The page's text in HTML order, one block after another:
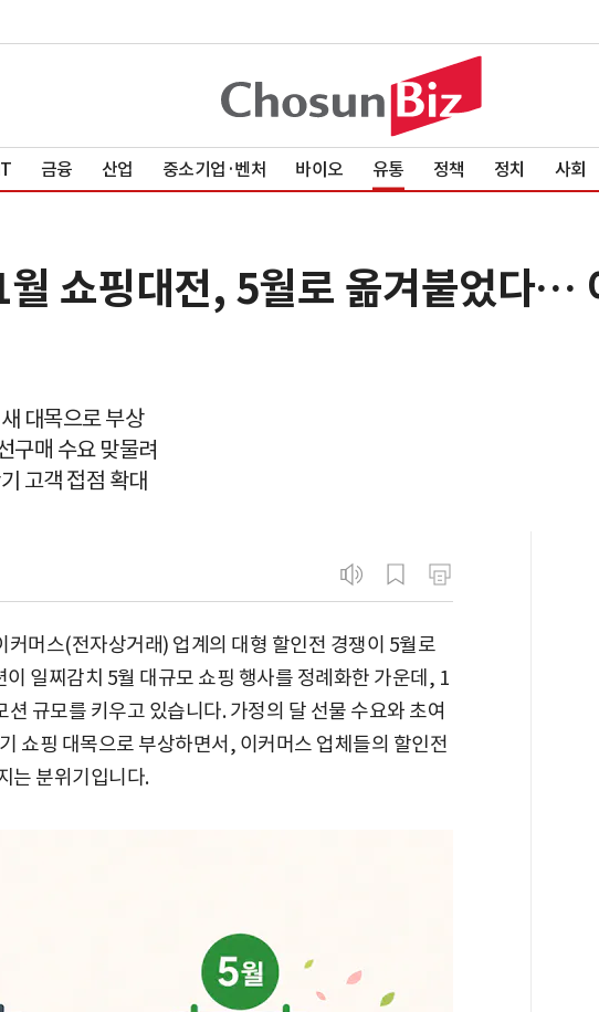
금융 산업 중소기업·벤처 바이오 유통 정책 정치 사회
쇼핑대전, 5월로 옮겨붙었다…
대목으로 부상
구매 수요 맞물려
고객 접점 확대
커머스(전자상거래) 업계의 대형 할인전 경쟁이 5월로
일찌감치 5월 대규모 쇼핑 행사를 정례화한 가운데, 1
규모를 키우고 있습니다. 가정의 달 선물 수요와 초여
쇼핑 대목으로 부상하면서, 이커머스 업체들의 할인전
는 분위기입니다.